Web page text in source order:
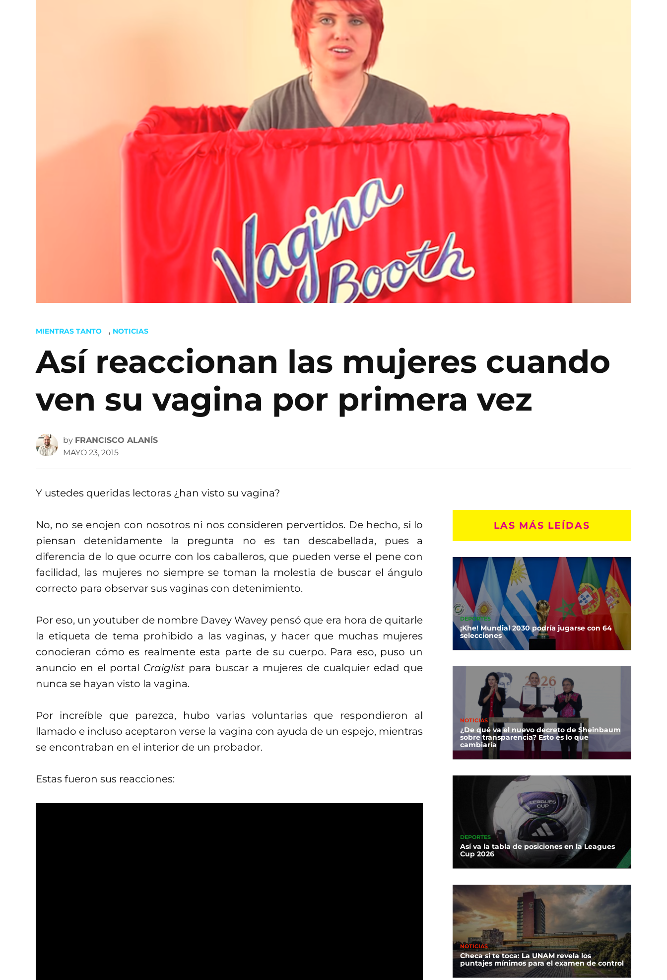
POSTED
MIENTRAS TANTO , NOTICIAS
Así reaccionan las mujeres cuando
ven su vagina por primera vez
by FRANCISCO ALANÍS
MAYO 23, 2015
Y ustedes queridas lectoras ¿han visto su vagina?
No, no se enojen con nosotros ni nos consideren pervertidos. De hecho, si lo
piensan detenidamente la pregunta no es tan descabellada, pues a
diferencia de lo que ocurre con los caballeros, que pueden verse el pene con
facilidad, las mujeres no siempre se toman la molestia de buscar el ángulo
correcto para observar sus vaginas con detenimiento.
Por eso, un youtuber de nombre Davey Wavey pensó que era hora de quitarle
la etiqueta de tema prohibido a las vaginas, y hacer que muchas mujeres
conocieran cómo es realmente esta parte de su cuerpo. Para eso, puso un
anuncio en el portal Craiglist para buscar a mujeres de cualquier edad que
nunca se hayan visto la vagina.
Por increíble que parezca, hubo varias voluntarias que respondieron al
llamado e incluso aceptaron verse la vagina con ayuda de un espejo, mientras
se encontraban en el interior de un probador.
Estas fueron sus reacciones:
LAS MÁS LEÍDAS
DEPORTES
¡Khe! Mundial 2030 podría jugarse con 64
selecciones
NOTICIAS
¿De qué va el nuevo decreto de Sheinbaum
sobre transparencia? Esto es lo que
cambiaría
DEPORTES
Así va la tabla de posiciones en la Leagues
Cup 2026
NOTICIAS
Checa si te toca: La UNAM revela los
puntajes mínimos para el examen de control